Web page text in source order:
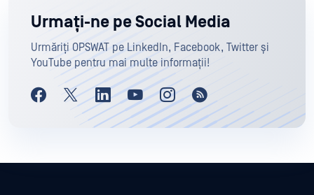
Urmați-ne pe Social Media
Urmăriți OPSWAT pe LinkedIn, Facebook, Twitter și
YouTube pentru mai multe informații!